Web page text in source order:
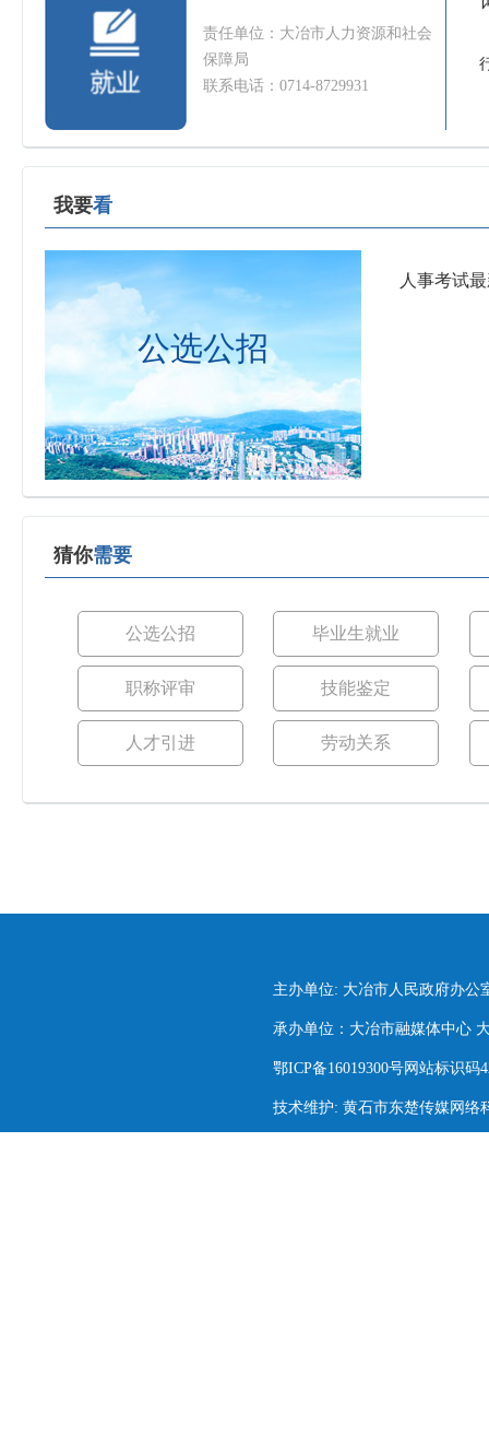
责任单位：大冶市人力资源和社会
保障局
联系电话：0714-8729931
我要看
公选公招
人事考试
猜你需要
公选公招 毕业生就业
职称评审 技能鉴定
人才引进 劳动关系
主办单位: 大冶市人民政府办公
承办单位：大冶市融媒体中心
鄂ICP备16019300号网站标识码
技术维护: 黄石市东楚传媒网络